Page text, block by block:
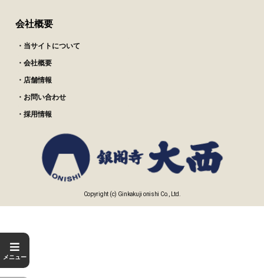
メニュー
会社概要
・当サイトについて
・会社概要
・店舗情報
・お問い合わせ
・採用情報
Copyright (c) Ginkakuji onishi Co., Ltd.